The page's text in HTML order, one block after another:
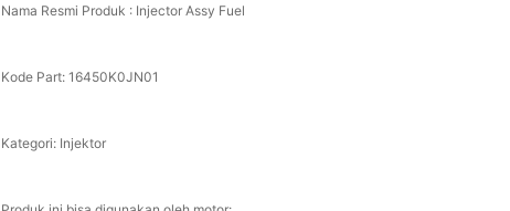
Nama Resmi Produk : Injector Assy Fuel
Kode Part: 16450K0JN01
Kategori: Injektor